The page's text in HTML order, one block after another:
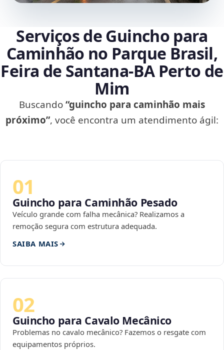
Serviços de Guincho para
Caminhão no Parque Brasil,
Feira de Santana‑BA Perto de
Mim
Buscando“guincho para caminhão mais
próximo”, você encontra um atendimento ágil:
01
Guincho para Caminhão Pesado
Veículo grande com falha mecânica? Realizamos a
remoção segura com estrutura adequada.
SAIBA MAIS
02
Guincho para Cavalo Mecânico
Problemas no cavalo mecânico? Fazemos o resgate com
equipamentos próprios.